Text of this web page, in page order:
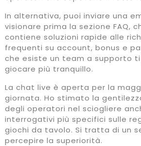
In alternativa, puoi inviare una
visionare prima la sezione FAQ,
contiene soluzioni rapide alle
frequenti su account, bonus e
che esiste un team a supporto
giocare più tranquillo.
La chat live è aperta per la
giornata. Ho stimato la
degli operatori nel sciogliere
interrogativi più specifici sulle
giochi da tavolo. Si tratta di un
percepire la superiorità.